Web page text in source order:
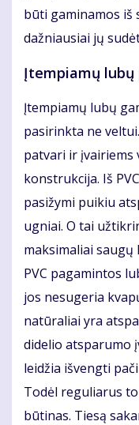
būti gaminamos iš
dažniausiai jų
Įtempiamų lubų
Įtempiamų lubų
pasirinkta ne
patvari ir įvairiems
konstrukcija. Iš
pasižymi puikiu
ugniai. O tai
maksimaliai saugų
PVC pagamintos
jos nesugeria
natūraliai yra
didelio atsparumo
leidžia išvengti
Todėl reguliarus
būtinas. Tiesą